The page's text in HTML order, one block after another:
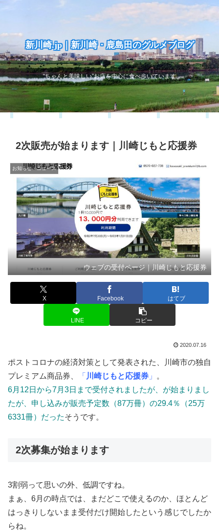
新川崎.jp｜新川崎・鹿島田のグルメブログ
“ちゃんと美味しい”お店を中心に食べ歩いています
2次販売が始まります｜川崎じもと応援券
お知らせ・ニュース
ウェブの受付ページ｜川崎じもと応援券
X Facebook はてブ
LINE コピー
2020.07.16
ポストコロナの経済対策として発表された、川崎市の独自
プレミアム商品券、
「 川崎じもと応援券 」
。
6月12日から7月3日まで受付されましたが、が始まりまし
たが、申し込みが販売予定数（87万冊）の29.4％（25万
6331冊）だったそうです。
2次募集が始まります
3割弱って思いの外、低調ですね。
まぁ、6月の時点では、まだどこで使えるのか、ほとんど
はっきりしないまま受付だけ開始したという感じでしたか
らね。